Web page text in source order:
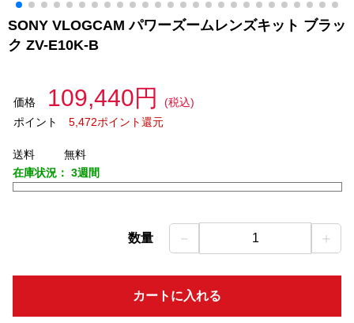
SONY VLOGCAM パワーズームレンズキット ブラッ
ク ZV-E10K-B
価格 109,440円
(税込)
ポイント
5,472ポイント還元
送料
無料
在庫状況： 3週間
数量 － 1 ＋
カートに入れる